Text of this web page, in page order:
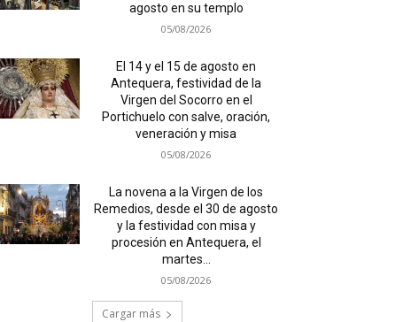
agosto en su templo
05/08/2026
El 14 y el 15 de agosto en
Antequera, festividad de la
Virgen del Socorro en el
Portichuelo con salve, oración,
veneración y misa
05/08/2026
La novena a la Virgen de los
Remedios, desde el 30 de agosto
y la festividad con misa y
procesión en Antequera, el
martes...
05/08/2026
Cargar más